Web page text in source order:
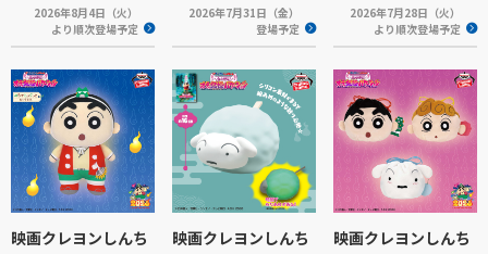
2026年8月4日（火）
より順次登場予定
2026年7月31日（金）
登場予定
2026年7月28日（火）
より順次登場予定
映画クレヨンしんち
映画クレヨンしんち
映画クレヨンしんち